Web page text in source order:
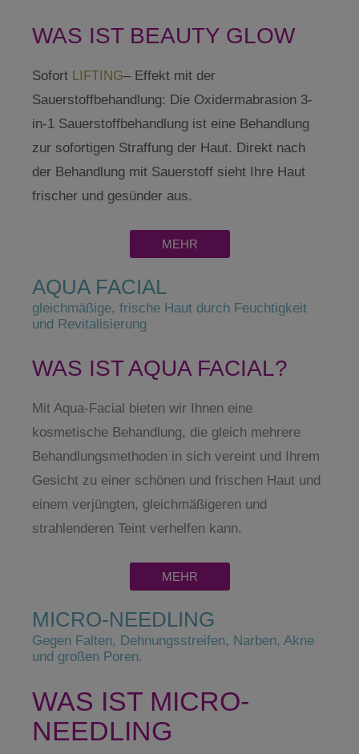
WAS IST BEAUTY GLOW
Sofort LIFTING– Effekt mit der
Sauerstoffbehandlung: Die Oxidermabrasion 3-
in-1 Sauerstoffbehandlung ist eine Behandlung
zur sofortigen Straffung der Haut. Direkt nach
der Behandlung mit Sauerstoff sieht Ihre Haut
frischer und gesünder aus.
MEHR
AQUA FACIAL
gleichmäßige, frische Haut durch Feuchtigkeit
und Revitalisierung
WAS IST AQUA FACIAL?
Mit Aqua-Facial bieten wir Ihnen eine
kosmetische Behandlung, die gleich mehrere
Behandlungsmethoden in sich vereint und Ihrem
Gesicht zu einer schönen und frischen Haut und
einem verjüngten, gleichmäßigeren und
strahlenderen Teint verhelfen kann.
MEHR
MICRO-NEEDLING
Gegen Falten, Dehnungsstreifen, Narben, Akne
und großen Poren.
WAS IST MICRO-
NEEDLING